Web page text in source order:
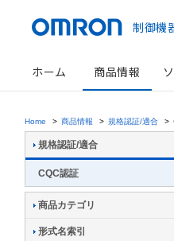
制御機
ホーム 商品情報
Home > 商品情報 > 規格認証/適合 >
規格認証/適合
CQC認証
商品カテゴリ
形式名索引